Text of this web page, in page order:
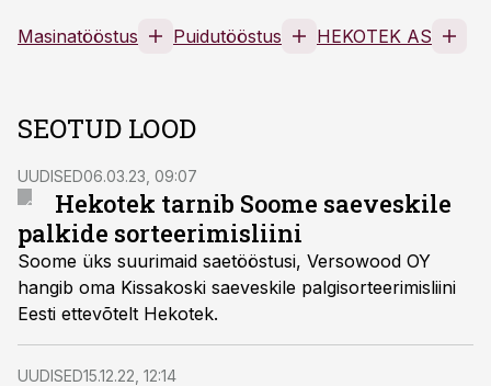
Masinatööstus Puidutööstus HEKOTEK AS
SEOTUD LOOD
UUDISED06.03.23, 09:07
Hekotek tarnib Soome saeveskile
palkide sorteerimisliini
Soome üks suurimaid saetööstusi, Versowood OY
hangib oma Kissakoski saeveskile palgisorteerimisliini
Eesti ettevõtelt Hekotek.
UUDISED15.12.22, 12:14